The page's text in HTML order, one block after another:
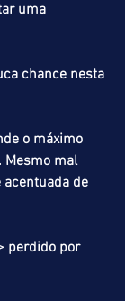
uma
chance nesta
o máximo
Mesmo mal
acentuada de
perdido por